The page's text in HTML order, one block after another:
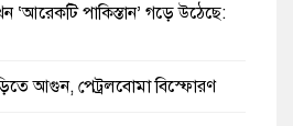
‘আরেকটি পাকিস্তান’ গড়ে উঠেছে:
আগুন, পেট্রলবোমা বিস্ফোরণ